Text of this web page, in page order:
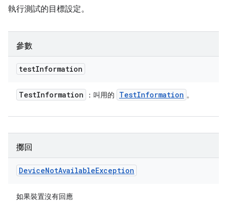
執行測試的目標設定。
參數
testInformation
TestInformation ：叫用的 TestInformation 。
擲回
DeviceNotAvailableException
如果裝置沒有回應